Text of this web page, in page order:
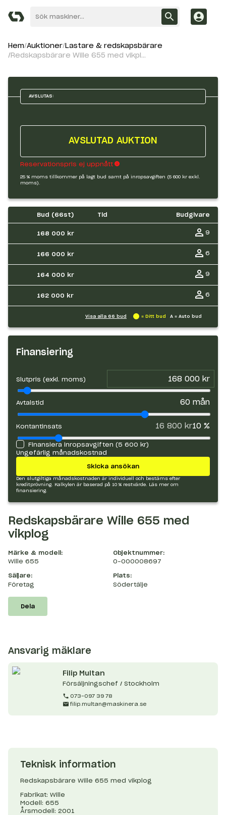
Hem Auktioner Lastare & redskapsbärare
Redskapsbärare Wille 655 med vikplog
AVSLUTAS:
AVSLUTAD AUKTION
Reservationspris ej uppnått
25 % moms tillkommer på lagt bud samt på inropsavgiften (5 600 kr exkl.
moms).
Bud (66st) Tid Budgivare
168 000 kr 9
166 000 kr 6
164 000 kr 9
162 000 kr 6
Visa alla 66 bud = Ditt bud A = Auto bud
Finansiering
Slutpris (exkl. moms)
Avtalstid 60 mån
Kontantinsats 16 800 kr10 %
Finansiera inropsavgiften (5 600 kr)
Ungefärlig månadskostnad
Skicka ansökan
Den slutgiltiga månadskostnaden är individuell och bestäms efter
kreditprövning. Kalkylen är baserad på 10 % restvärde.
Läs mer om
finansiering.
Redskapsbärare Wille 655 med
vikplog
Märke & modell:
Wille 655
Objektnummer:
O-000008697
Säljare:
Företag
Plats:
Södertälje
Dela
Ansvarig mäklare
Filip Multan
Försäljningschef / Stockholm
073-097 39 78
filip.multan@maskinera.se
Teknisk information
Redskapsbärare Wille 655 med vikplog
Fabrikat: Wille
Modell: 655
Årsmodell: 2001